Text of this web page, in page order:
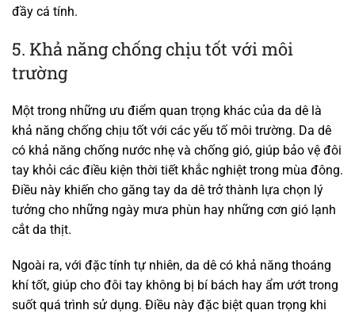
đầy cá tính.
5. Khả năng chống chịu tốt với môi
trường
Một trong những ưu điểm quan trọng khác của da dê là
khả năng chống chịu tốt với các yếu tố môi trường. Da dê
có khả năng chống nước nhẹ và chống gió, giúp bảo vệ đôi
tay khỏi các điều kiện thời tiết khắc nghiệt trong mùa đông.
Điều này khiến cho găng tay da dê trở thành lựa chọn lý
tưởng cho những ngày mưa phùn hay những cơn gió lạnh
cắt da thịt.
Ngoài ra, với đặc tính tự nhiên, da dê có khả năng thoáng
khí tốt, giúp cho đôi tay không bị bí bách hay ẩm ướt trong
suốt quá trình sử dụng. Điều này đặc biệt quan trọng khi